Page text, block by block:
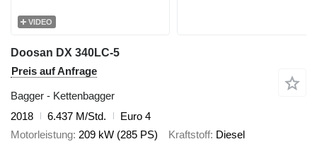
VIDEO
Doosan DX 340LC-5
Preis auf Anfrage
Bagger - Kettenbagger
2018
6.437 M/Std.
Euro 4
Motorleistung 209 kW (285 PS) Kraftstoff Diesel